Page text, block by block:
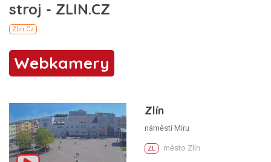
Webkamery
Zlín
náměstí Míru
ZL město Zlín